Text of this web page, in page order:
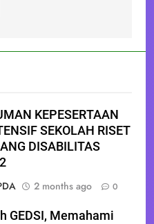
KEPESERTAAN
SEKOLAH RISET
DISABILITAS
2 months ago 0
GEDSI, Memahami